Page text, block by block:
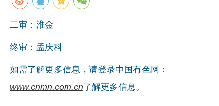
二审：淮金
终审：孟庆科
如需了解更多信息，请登录中国有色网：
www.cnmn.com.cn了解更多信息。